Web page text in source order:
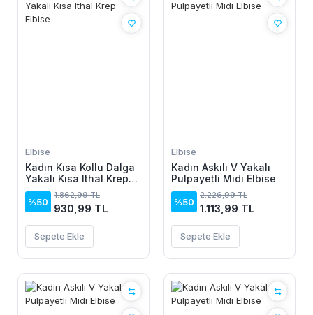
Elbise
Kadın Kısa Kollu Dalga
Yakalı Kısa Ithal Krep
Elbise
%50
1.862,99 TL
930,99 TL
Sepete Ekle
Elbise
Kadın Askılı V Yakalı
Pulpayetli Midi Elbise
%50
2.226,99 TL
1.113,99 TL
Sepete Ekle